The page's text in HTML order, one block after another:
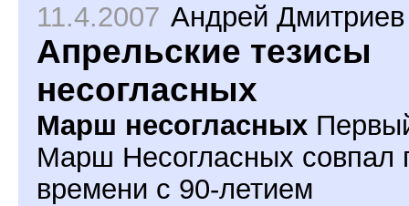
11.4.2007 Андрей Дмитриев
Апрельские тезисы
несогласных
Марш несогласных
Марш Несогласных совпал
времени с 90-летием